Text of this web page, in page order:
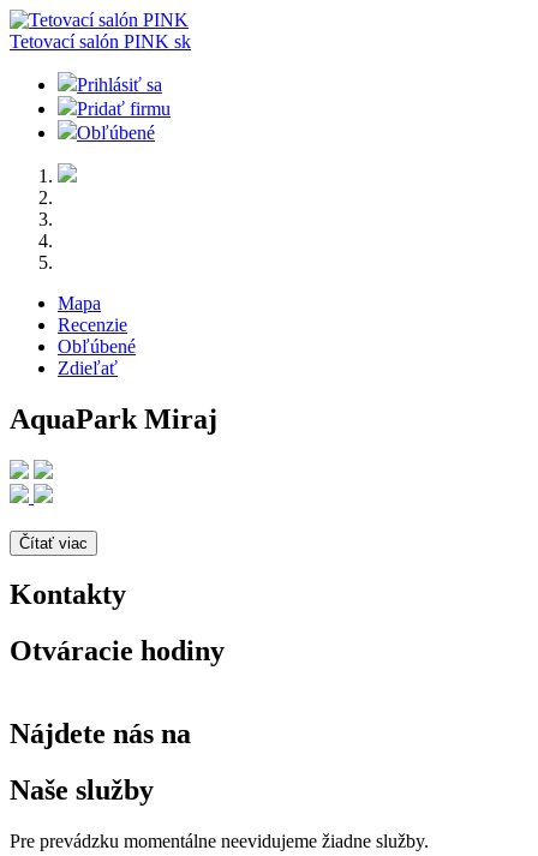
Tetovací salón PINK sk
Prihlásiť sa
Pridať firmu
Obľúbené
Mapa
Recenzie
Obľúbené
Zdieľať
AquaPark Miraj
Čítať viac
Kontakty
Otváracie hodiny
Nájdete nás na
Naše služby
Pre prevádzku momentálne neevidujeme žiadne služby.